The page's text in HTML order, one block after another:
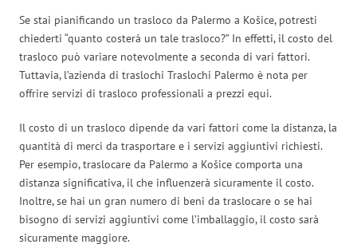
Se stai pianificando un trasloco da Palermo a Košice, potresti
chiederti “quanto costerà un tale trasloco?” In effetti, il costo del
trasloco può variare notevolmente a seconda di vari fattori.
Tuttavia, l’azienda di traslochi Traslochi Palermo è nota per
offrire servizi di trasloco professionali a prezzi equi.
Il costo di un trasloco dipende da vari fattori come la distanza, la
quantità di merci da trasportare e i servizi aggiuntivi richiesti.
Per esempio, traslocare da Palermo a Košice comporta una
distanza significativa, il che influenzerà sicuramente il costo.
Inoltre, se hai un gran numero di beni da traslocare o se hai
bisogno di servizi aggiuntivi come l’imballaggio, il costo sarà
sicuramente maggiore.